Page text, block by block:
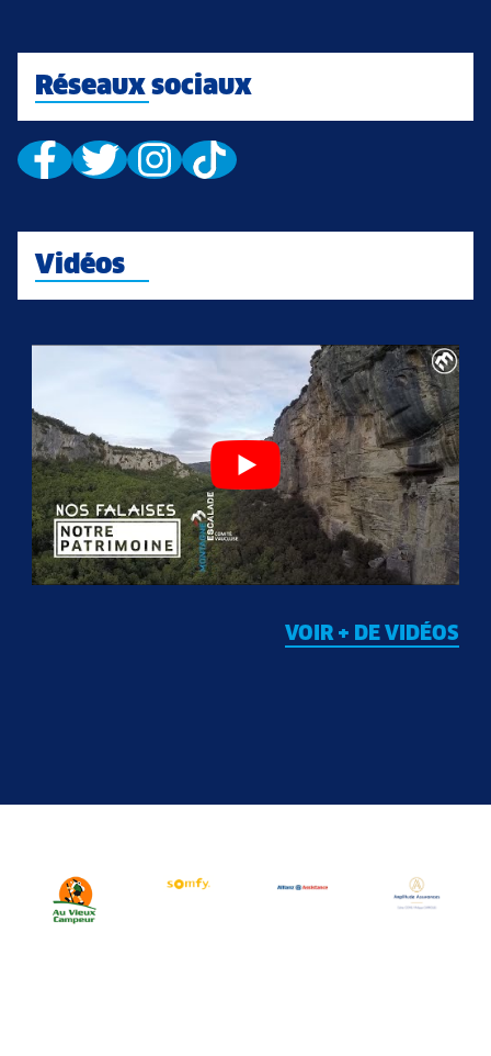
Réseaux sociaux
Vidéos
VOIR + DE VIDÉOS